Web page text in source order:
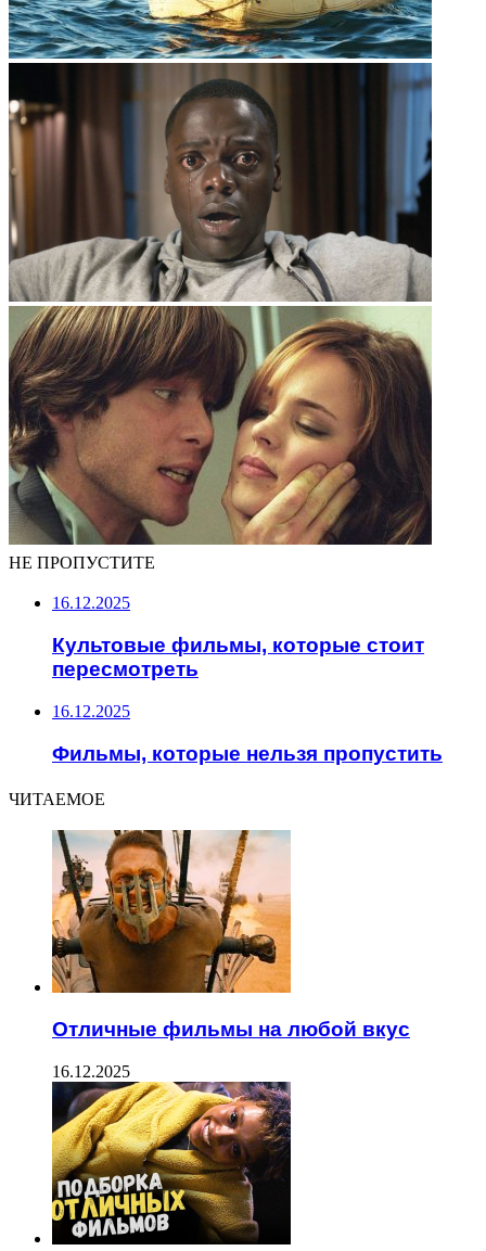
НЕ ПРОПУСТИТЕ
16.12.2025
Культовые фильмы, которые стоит
пересмотреть
16.12.2025
Фильмы, которые нельзя пропустить
ЧИТАЕМОЕ
Отличные фильмы на любой вкус
16.12.2025